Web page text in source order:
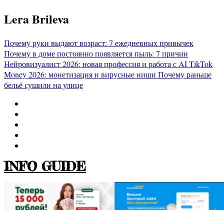
Перейти
к
Lera Brileva
Почему руки выдают возраст: 7 ежедневных привычек
Почему в доме постоянно появляется пыль: 7 причин
Нейровизуалист 2026: новая профессия и работа с AITikTok
Money 2026: монетизация и вирусные ниши Почему раньше
бельё сушили на улице
INFO GUIDE